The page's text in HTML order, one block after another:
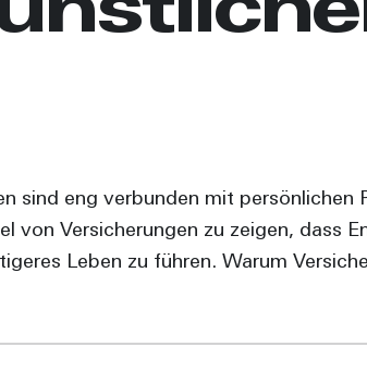
sind eng verbunden mit
von Versicherungen zu zeigen, dass
Leben zu führen. Warum